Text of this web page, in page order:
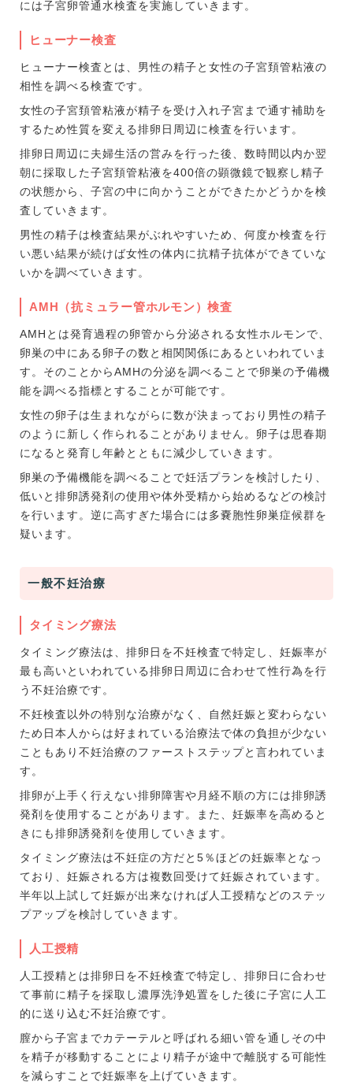
には子宮卵管通水検査を実施していきます。
ヒューナー検査
ヒューナー検査とは、男性の精子と女性の子宮頚管粘液の
相性を調べる検査です。
女性の子宮頚管粘液が精子を受け入れ子宮まで通す補助を
するため性質を変える排卵日周辺に検査を行います。
排卵日周辺に夫婦生活の営みを行った後、数時間以内か翌
朝に採取した子宮頚管粘液を400倍の顕微鏡で観察し精子
の状態から、子宮の中に向かうことができたかどうかを検
査していきます。
男性の精子は検査結果がぶれやすいため、何度か検査を行
い悪い結果が続けば女性の体内に抗精子抗体ができていな
いかを調べていきます。
AMH（抗ミュラー管ホルモン）検査
AMHとは発育過程の卵管から分泌される女性ホルモンで、
卵巣の中にある卵子の数と相関関係にあるといわれていま
す。そのことからAMHの分泌を調べることで卵巣の予備機
能を調べる指標とすることが可能です。
女性の卵子は生まれながらに数が決まっており男性の精子
のように新しく作られることがありません。卵子は思春期
になると発育し年齢とともに減少していきます。
卵巣の予備機能を調べることで妊活プランを検討したり、
低いと排卵誘発剤の使用や体外受精から始めるなどの検討
を行います。逆に高すぎた場合には多嚢胞性卵巣症候群を
疑います。
一般不妊治療
タイミング療法
タイミング療法は、排卵日を不妊検査で特定し、妊娠率が
最も高いといわれている排卵日周辺に合わせて性行為を行
う不妊治療です。
不妊検査以外の特別な治療がなく、自然妊娠と変わらない
ため日本人からは好まれている治療法で体の負担が少ない
こともあり不妊治療のファーストステップと言われていま
す。
排卵が上手く行えない排卵障害や月経不順の方には排卵誘
発剤を使用することがあります。また、妊娠率を高めると
きにも排卵誘発剤を使用していきます。
タイミング療法は不妊症の方だと5％ほどの妊娠率となっ
ており、妊娠される方は複数回受けて妊娠されています。
半年以上試して妊娠が出来なければ人工授精などのステッ
プアップを検討していきます。
人工授精
人工授精とは排卵日を不妊検査で特定し、排卵日に合わせ
て事前に精子を採取し濃厚洗浄処置をした後に子宮に人工
的に送り込む不妊治療です。
膣から子宮までカテーテルと呼ばれる細い管を通しその中
を精子が移動することにより精子が途中で離脱する可能性
を減らすことで妊娠率を上げていきます。